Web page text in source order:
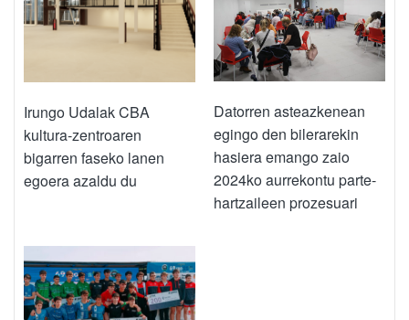
Irungo Udalak CBA
kultura-zentroaren
bigarren faseko lanen
egoera azaldu du
Datorren asteazkenean
egingo den bilerarekin
hasiera emango zaio
2024ko aurrekontu parte-
hartzaileen prozesuari